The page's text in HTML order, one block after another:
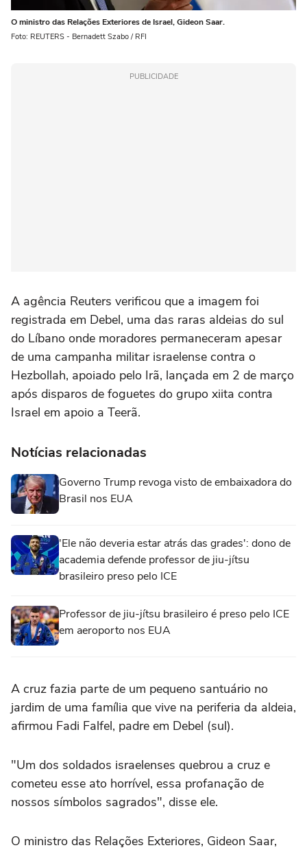
O ministro das Relações Exteriores de Israel, Gideon Saar.
Foto: REUTERS - Bernadett Szabo / RFI
PUBLICIDADE
A agência Reuters verificou que a imagem foi
registrada em Debel, uma das raras aldeias do sul
do Líbano onde moradores permaneceram apesar
de uma campanha militar israelense contra o
Hezbollah, apoiado pelo Irã, lançada em 2 de março
após disparos de foguetes do grupo xiita contra
Israel em apoio a Teerã.
Notícias relacionadas
Governo Trump revoga visto de embaixadora do
Brasil nos EUA
'Ele não deveria estar atrás das grades': dono de
academia defende professor de jiu-jítsu
brasileiro preso pelo ICE
Professor de jiu-jítsu brasileiro é preso pelo ICE
em aeroporto nos EUA
A cruz fazia parte de um pequeno santuário no
jardim de uma família que vive na periferia da aldeia,
afirmou Fadi Falfel, padre em Debel (sul).
"Um dos soldados israelenses quebrou a cruz e
cometeu esse ato horrível, essa profanação de
nossos símbolos sagrados", disse ele.
O ministro das Relações Exteriores, Gideon Saar,